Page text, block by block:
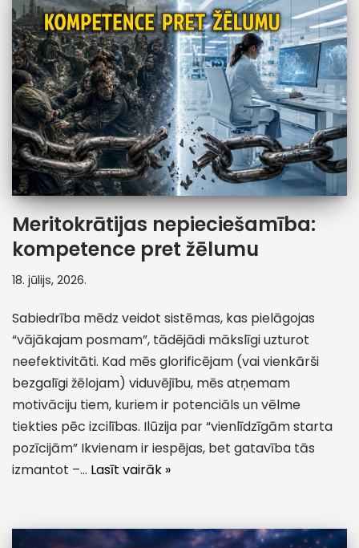
Meritokrātijas nepieciešamība:
kompetence pret žēlumu
18. jūlijs, 2026.
Sabiedrība mēdz veidot sistēmas, kas pielāgojas
“vājākajam posmam”, tādējādi mākslīgi uzturot
neefektivitāti. Kad mēs glorificējam (vai vienkārši
bezgalīgi žēlojam) viduvējību, mēs atņemam
motivāciju tiem, kuriem ir potenciāls un vēlme
tiekties pēc izcilības. Ilūzija par “vienlīdzīgām starta
pozīcijām” Ikvienam ir iespējas, bet gatavība tās
izmantot –… Lasīt vairāk »